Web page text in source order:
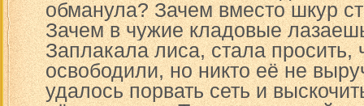
обманула? Зачем вместо шкур
Зачем в чужие кладовые
Заплакала лиса, стала просить,
освободили, но никто её не
удалось порвать сеть и